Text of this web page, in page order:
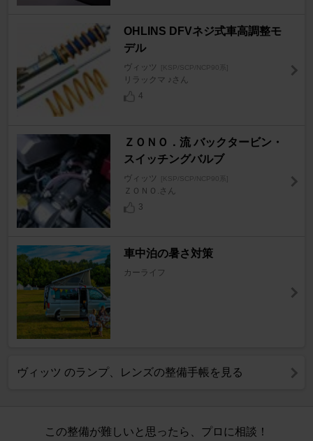
OHLINS DFVネジ式車高調整モ
デル
ヴィッツ [KSP/SCP/NCP90系]
リラックマ ♪さん
4
ＺＯＮＯ．流 バックタービン・
スイッチングバルブ
ヴィッツ [KSP/SCP/NCP90系]
ＺＯＮＯ.さん
3
車中泊の暑さ対策
カーライフ
ヴィッツ のランプ、レンズの整備手帳を見る
この整備が難しいと思ったら、プロに相談！